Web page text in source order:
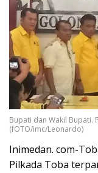
Bupati dan Wakil Bupati.
(fOTO/imc/Leonardo)
Inimedan. com-
Pilkada Toba